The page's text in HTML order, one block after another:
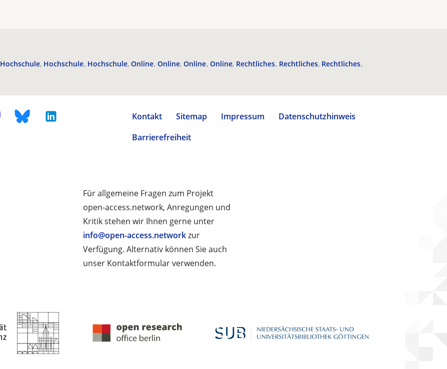
Hochschule Hochschule Hochschule Online Online Online Online Rechtliches Rechtliches Rechtliches
Kontakt Sitemap Impressum
Datenschutzhinweis
Barrierefreiheit
Für allgemeine Fragen zum Projekt
open-access.network, Anregungen und
Kritik stehen wir Ihnen gerne unter
info@open-access.networkzur
Verfügung. Alternativ können Sie auch
unser Kontaktformular verwenden.